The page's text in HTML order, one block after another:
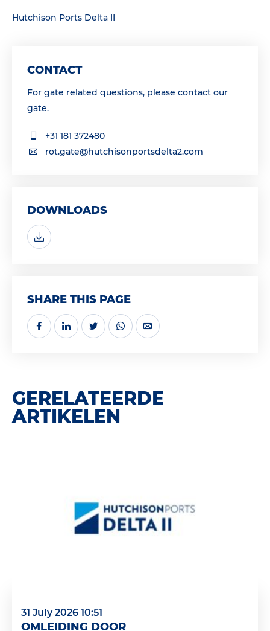
Hutchison Ports Delta II
CONTACT
For gate related questions, please contact our
gate.
+31 181 372480
rot.gate@hutchisonportsdelta2.com
DOWNLOADS
SHARE THIS PAGE
GERELATEERDE
ARTIKELEN
31 July 2026 10:51
OMLEIDING DOOR